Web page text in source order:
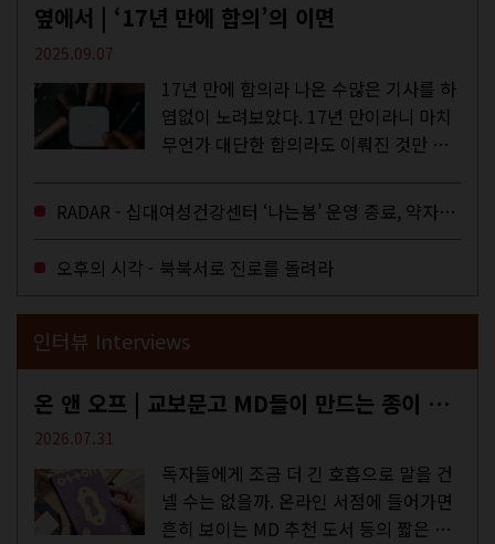
옆에서 | ‘17년 만에 합의’의 이면
2025.09.07
17년 만에 합의라 나온 수많은 기사를 하
염없이 노려보았다. 17년 만이라니 마치
무언가 대단한 합의라도 이뤄진 것만 같
을 결정하는 심의기구인 최저임금위원회
에 대한 소식을 전하는 기사였는데,...
RADAR - 십대여성건강센터 ‘나는봄’ 운영 종료, 약자로부터 멀어지는 도시
오후의 시각 - 북북서로 진로를 돌려라
인터뷰 Interviews
온 앤 오프 | 교보문고 MD들이 만드는 종이 잡지 <어떤>
2026.07.31
독자들에게 조금 더 긴 호흡으로 말을 건
넬 수는 없을까. 온라인 서점에 들어가면
흔히 보이는 MD 추천 도서 등의 짧은 문